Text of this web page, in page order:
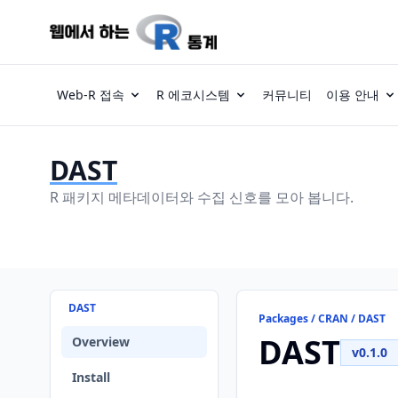
Web-R 접속 R 에코시스템 커뮤니티 이용 안내
DAST
R 패키지 메타데이터와 수집 신호를 모아 봅니다.
DAST
Overview
Install
Packages / CRAN / DAST
DAST v0.1.0